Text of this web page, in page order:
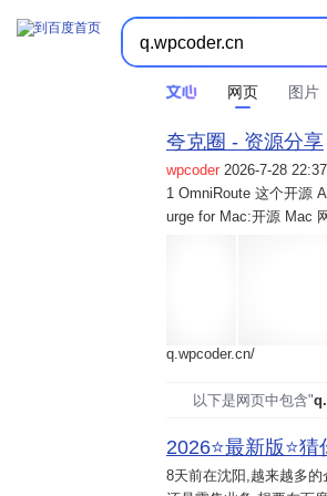
网页 图片
夸克圈 - 资源分享
wpcoder 2026-7-28
1 OmniRoute 这个开源
urge for Mac:开源 Mac
q.wpcoder.cn/
以下是网页中包含"
2026⭐️最新版⭐️
8天前在沈阳,越来越多